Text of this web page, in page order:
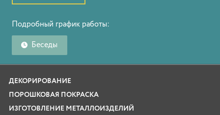
Подробный график работы:
Беседы
ДЕКОРИРОВАНИЕ
ПОРОШКОВАЯ ПОКРАСКА
ИЗГОТОВЛЕНИЕ МЕТАЛЛОИЗДЕЛИЙ